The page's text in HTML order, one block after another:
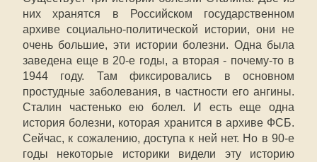
них хранятся в Российском государственном
архиве социально-политической истории, они не
очень большие, эти истории болезни. Одна была
заведена еще в 20-е годы, а вторая - почему-то в
1944 году. Там фиксировались в основном
простудные заболевания, в частности его ангины.
Сталин частенько ею болел. И есть еще одна
история болезни, которая хранится в архиве ФСБ.
Сейчас, к сожалению, доступа к ней нет. Но в 90-е
годы некоторые историки видели эту историю